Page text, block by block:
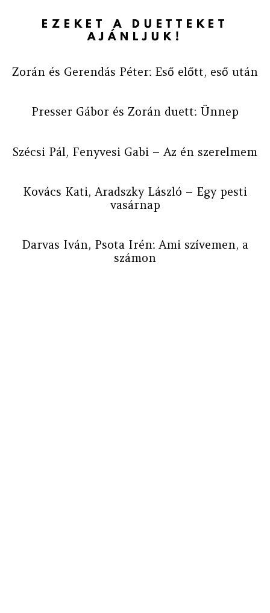
EZEKET A DUETTEKET
AJÁNLJUK!
Zorán és Gerendás Péter: Eső előtt, eső után
Presser Gábor és Zorán duett: Ünnep
Szécsi Pál, Fenyvesi Gabi – Az én szerelmem
Kovács Kati, Aradszky László – Egy pesti
vasárnap
Darvas Iván, Psota Irén: Ami szívemen, a
számon